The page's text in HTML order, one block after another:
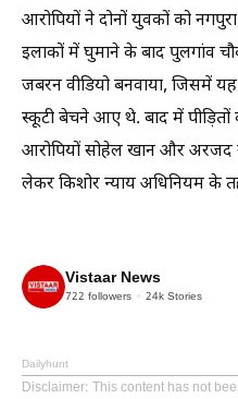
आरोपियों ने दोनों युवकों को
इलाकों में घुमाने के बाद पुलगांव
जबरन वीडियो बनवाया, जिसमें
स्कूटी बेचने आए थे. बाद में पीड़ितों
आरोपियों सोहेल खान और अरजद
लेकर किशोर न्याय अधिनियम के
Vistaar News
722 followers 24k Stories
Dailyhunt
Disclaimer: This content has not